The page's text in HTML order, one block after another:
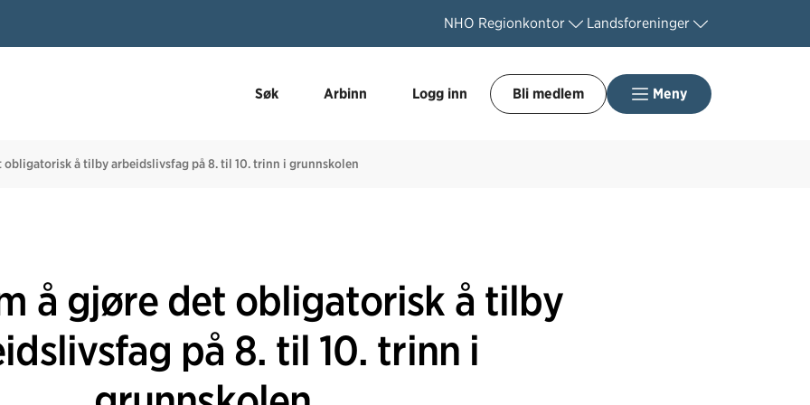
NHO Regionkontor Landsforeninger
Søk Arbinn Logg inn Bli medlem Meny
obligatorisk å tilby arbeidslivsfag på 8. til 10. trinn i grunnskolen
å gjøre det obligatorisk å tilby
på 8. til 10. trinn i